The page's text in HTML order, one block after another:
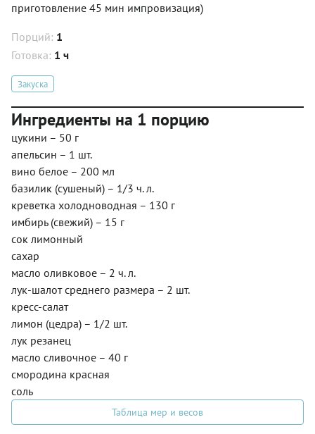
приготовление 45 мин импровизация)
Порций: 1
Готовка: 1 ч
Закуска
Ингредиенты на 1 порцию
цукини – 50 г
апельсин – 1 шт.
вино белое – 200 мл
базилик (сушеный) – 1/3 ч. л.
креветка холодноводная – 130 г
имбирь (свежий) – 15 г
сок лимонный
сахар
масло оливковое – 2 ч. л.
лук-шалот среднего размера – 2 шт.
кресс-салат
лимон (цедра) – 1/2 шт.
лук резанец
масло сливочное – 40 г
смородина красная
соль
Таблица мер и весов